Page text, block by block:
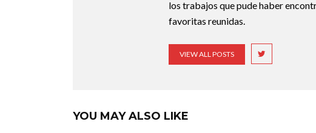
los trabajos que pude haber
favoritas reunidas.
VIEW ALL POSTS
YOU MAY ALSO LIKE